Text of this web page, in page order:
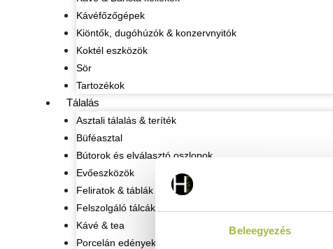
Beleegyezés
Kávéfőzőgépek
Kiöntők, dugóhúzók & konzervnyitók
Koktél eszközök
Sör
Tartozékok
Tálalás
Asztali tálalás & teríték
Büféasztal
Bútorok és elválasztó oszlopok
Evőeszközök
Feliratok & táblák
Felszolgáló tálcák
Kávé & tea
Porcelán edények